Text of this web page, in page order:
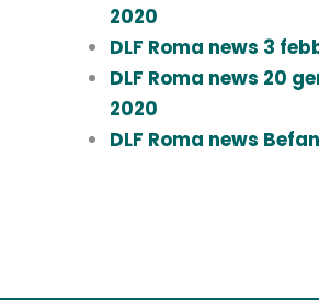
2020
DLF Roma news 3
DLF Roma news 20
2020
DLF Roma news